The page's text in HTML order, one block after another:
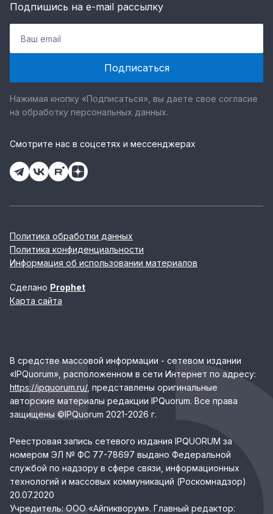
Подпишись на e-mail рассылку
Нажимая кнопку «Подписаться», вы даете свое согласие
на обработку персональных данных.
Смотрите нас в соцсетях и мессенджерах
Политика обработки данных
Политика конфиденциальности
Информация об использовании материалов
Сделано Prophet
Карта сайта
В средстве массовой информации - сетевом издании
«IPQuorum», расположенном в сети Интернет по адресу:
https://ipquorum.ru/, представлены оригинальные
авторские материалы редакции IPQuorum. Все права
защищены ©IPQuorum 2021-2026 г.
Реестровая запись сетевого издания IPQUORUM за
номером ЭЛ № ФС 77-78697 выдано Федеральной
службой по надзору в сфере связи, информационных
технологий и массовых коммуникаций (Роскомнадзор)
20.07.2020
Учредитель: ООО «Айпикворум». Главный редактор: